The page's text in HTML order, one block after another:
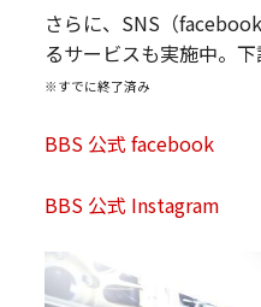
さらに、SNS（
るサービスも実施中。
※すでに終了済み
BBS 公式 facebook
BBS 公式 Instagram